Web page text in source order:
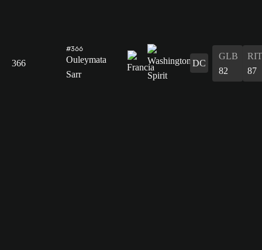
366
#366
Ouleymata
Sarr
DC
GLB
82
RIT
87